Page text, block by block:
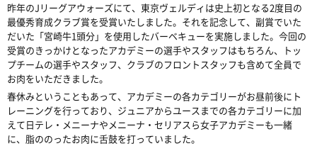
昨年のJリーグアウォーズにて、東京ヴェルディは史上初となる2度目の
最優秀育成クラブ賞を受賞いたしました。それを記念して、副賞でいた
だいた「宮崎牛1頭分」を使用したバーベキューを実施しました。今回の
受賞のきっかけとなったアカデミーの選手やスタッフはもちろん、トッ
プチームの選手やスタッフ、クラブのフロントスタッフも含めて全員で
お肉をいただきました。
春休みということもあって、アカデミーの各カテゴリーがお昼前後にト
レーニングを行っており、ジュニアからユースまでの各カテゴリーに加
えて日テレ・メニーナやメニーナ・セリアスら女子アカデミーも一緒
に、脂ののったお肉に舌鼓を打っていました。